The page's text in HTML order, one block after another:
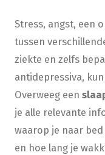
Stress, angst, een
tussen
ziekte en zelfs
antidepressiva,
Overweeg een
je alle relevante
waarop je naar
en hoe lang je